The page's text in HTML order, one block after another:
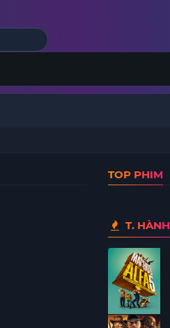
TOP PHIM
T. HÀNH